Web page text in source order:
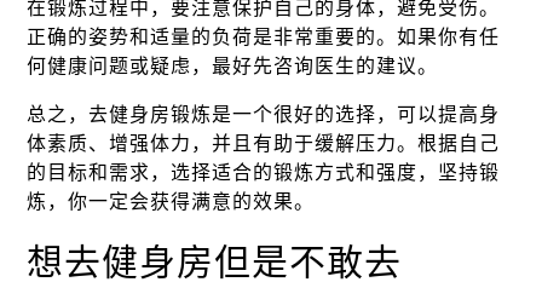
在锻炼过程中，要注意保护自己的身体，避免受伤。
正确的姿势和适量的负荷是非常重要的。如果你有任
何健康问题或疑虑，最好先咨询医生的建议。
总之，去健身房锻炼是一个很好的选择，可以提高身
体素质、增强体力，并且有助于缓解压力。根据自己
的目标和需求，选择适合的锻炼方式和强度，坚持锻
炼，你一定会获得满意的效果。
想去健身房但是不敢去